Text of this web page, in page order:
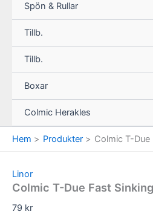
Spön & Rullar
Tillb.
Tillb.
Boxar
Colmic Herakles
Hem Produkter Colmic T-
Linor
Colmic T-Due Fast Sinking
79 kr